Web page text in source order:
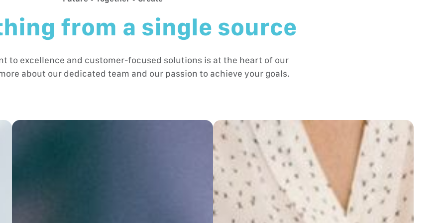
from a single source
to excellence and customer-focused solutions is at the heart of our
about our dedicated team and our passion to achieve your goals.